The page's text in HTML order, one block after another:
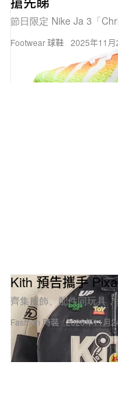
Footwear 球鞋
節日限定 Nike Ja 3「
2025年11月
Fashion 時裝
Kith 預告攜手
齊集服飾、配件同玩具，
2025年11月